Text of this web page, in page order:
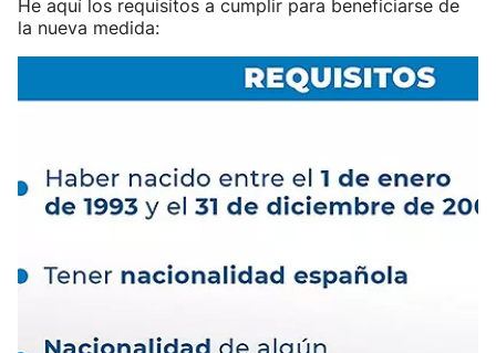
He aquí los requisitos a cumplir para beneficiarse de
la nueva medida: